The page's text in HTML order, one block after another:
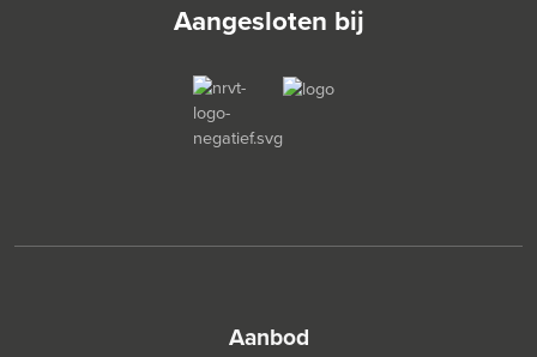
Aangesloten bij
aanbod